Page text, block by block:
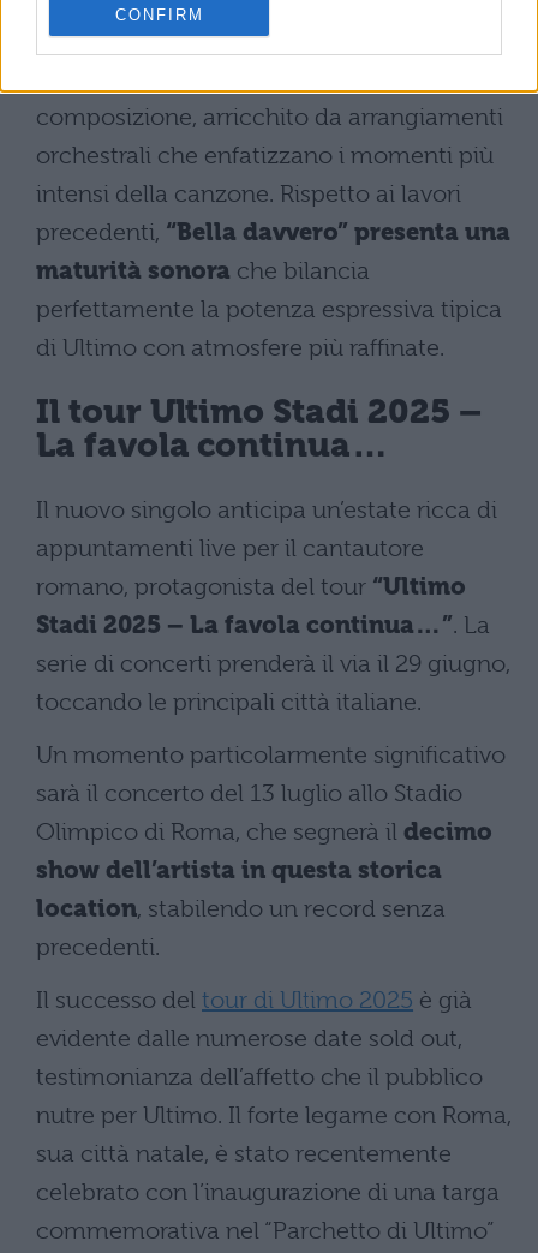
CONFIRM
Il pianoforte, strumento distintivo
composizione, arricchito da arrangiamenti
orchestrali che enfatizzano i momenti più
intensi della canzone. Rispetto ai lavori
precedenti, “Bella davvero” presenta una
maturità sonora che bilancia
perfettamente la potenza espressiva tipica
di Ultimo con atmosfere più raffinate.
Il tour Ultimo Stadi 2025 –
La favola continua…
Il nuovo singolo anticipa un’estate ricca di
appuntamenti live per il cantautore
romano, protagonista del tour “Ultimo
Stadi 2025 – La favola continua…”. La
serie di concerti prenderà il via il 29 giugno,
toccando le principali città italiane.
Un momento particolarmente significativo
sarà il concerto del 13 luglio allo Stadio
Olimpico di Roma, che segnerà il decimo
show dell’artista in questa storica
location, stabilendo un record senza
precedenti.
Il successo del tour di Ultimo 2025 è già
evidente dalle numerose date sold out,
testimonianza dell’affetto che il pubblico
nutre per Ultimo. Il forte legame con Roma,
sua città natale, è stato recentemente
celebrato con l’inaugurazione di una targa
commemorativa nel “Parchetto di Ultimo”